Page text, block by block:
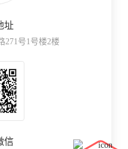
址
271号1号楼2楼
信